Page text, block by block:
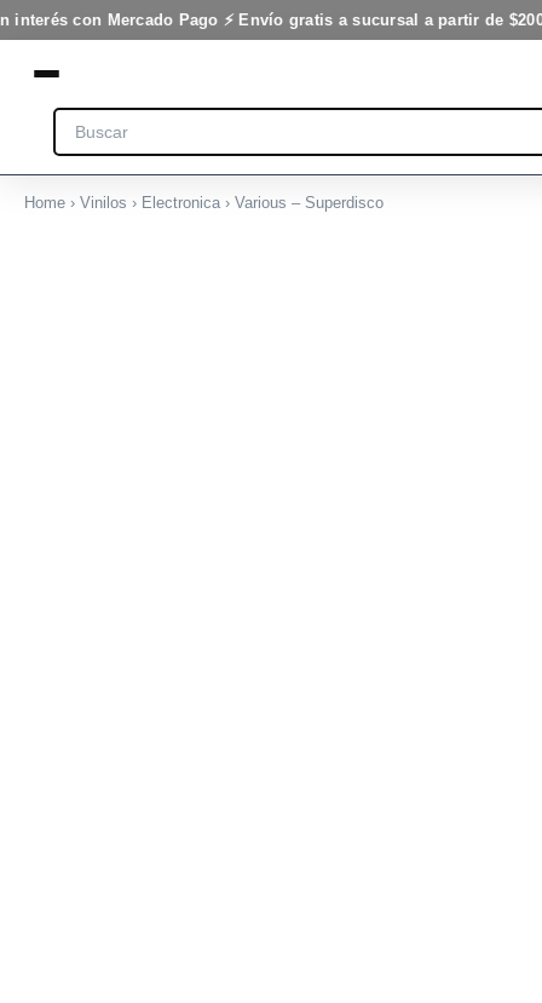
interés con Mercado Pago ⚡ Envío gratis a sucursal a partir de
Ir
al
contenido
Search
Home › Vinilos › Electronica › Various – Superdisco